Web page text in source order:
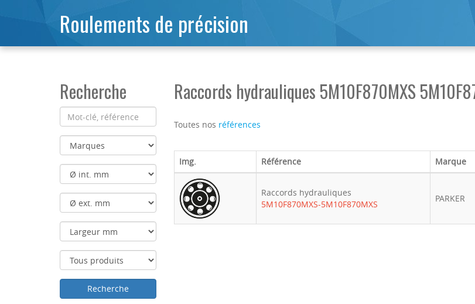
Roulements de précision
Recherche Raccords hydrauliques 5M10F870MXS
Toutes nos références
Img. Référence Marque
Raccords hydrauliques
5M10F870MXS-5M10F870MXS
PARKER